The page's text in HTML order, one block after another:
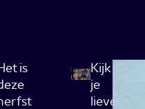
is
Kijk
je
liever